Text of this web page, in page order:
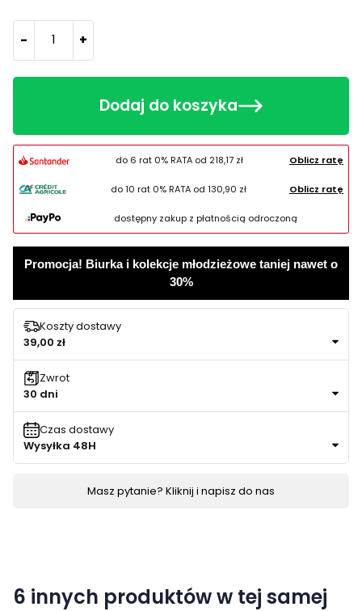
- +
Dodaj do koszyka
do 6 rat 0% RATA od 218,17 zł Oblicz ratę
do 10 rat 0% RATA od 130,90 zł Oblicz ratę
dostępny zakup z płatnością odroczoną
Promocja! Biurka i kolekcje młodzieżowe taniej nawet o
30%
Koszty dostawy
39,00 zł
Zwrot
30 dni
Czas dostawy
Wysyłka 48H
Masz pytanie? Kliknij i napisz do nas
6 innych produktów w tej samej